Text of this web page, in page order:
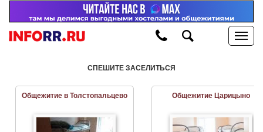
СПЕШИТЕ ЗАСЕЛИТЬСЯ
Общежитие в Толстопальцево Общежитие Царицыно